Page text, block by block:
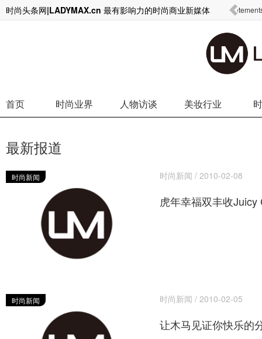
时尚头条网|LADYMAX.cn 最有影响力的时尚商业新媒体
中国游客海外消费行为剧变 开始逃离奢侈品消费转而购买日常
首页 时尚业界 人物访谈 美妆行业
最新报道
时尚新闻 时尚新闻 / 2010-02-08
虎年幸福双丰收Juicy
时尚新闻 时尚新闻 / 2010-02-05
让木马见证你快乐的